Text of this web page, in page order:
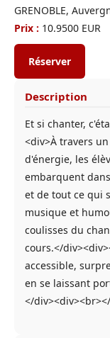
GRENOBLE,
Prix : 10.9500 EUR
Réserver
Description
Et si chanter,
<div>À travers
d'énergie, les
embarquent
et de tout ce qui
musique et
coulisses du
cours.</
accessible,
en se laissant
</